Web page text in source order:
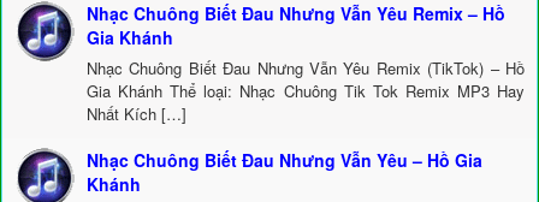
Nhạc Chuông Biết Đau Nhưng Vẫn Yêu Remix – Hồ
Gia Khánh
Nhạc Chuông Biết Đau Nhưng Vẫn Yêu Remix (TikTok) – Hồ
Gia Khánh Thể loại: Nhạc Chuông Tik Tok Remix MP3 Hay
Nhất Kích […]
Nhạc Chuông Biết Đau Nhưng Vẫn Yêu – Hồ Gia
Khánh